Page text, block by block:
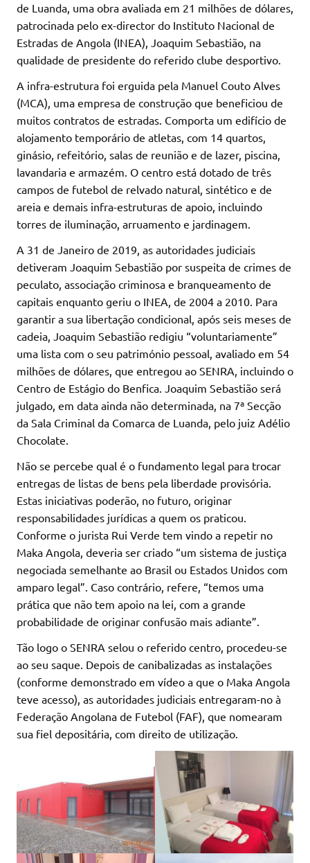
de Luanda, uma obra avaliada em 21 milhões de dólares,
patrocinada pelo ex-director do Instituto Nacional de
Estradas de Angola (INEA), Joaquim Sebastião, na
qualidade de presidente do referido clube desportivo.
A infra-estrutura foi erguida pela Manuel Couto Alves
(MCA), uma empresa de construção que beneficiou de
muitos contratos de estradas. Comporta um edifício de
alojamento temporário de atletas, com 14 quartos,
ginásio, refeitório, salas de reunião e de lazer, piscina,
lavandaria e armazém. O centro está dotado de três
campos de futebol de relvado natural, sintético e de
areia e demais infra-estruturas de apoio, incluindo
torres de iluminação, arruamento e jardinagem.
A 31 de Janeiro de 2019, as autoridades judiciais
detiveram Joaquim Sebastião por suspeita de crimes de
peculato, associação criminosa e branqueamento de
capitais enquanto geriu o INEA, de 2004 a 2010. Para
garantir a sua libertação condicional, após seis meses de
cadeia, Joaquim Sebastião redigiu “voluntariamente”
uma lista com o seu património pessoal, avaliado em 54
milhões de dólares, que entregou ao SENRA, incluindo o
Centro de Estágio do Benfica. Joaquim Sebastião será
julgado, em data ainda não determinada, na 7ª Secção
da Sala Criminal da Comarca de Luanda, pelo juiz Adélio
Chocolate.
Não se percebe qual é o fundamento legal para trocar
entregas de listas de bens pela liberdade provisória.
Estas iniciativas poderão, no futuro, originar
responsabilidades jurídicas a quem os praticou.
Conforme o jurista Rui Verde tem vindo a repetir no
Maka Angola, deveria ser criado “um sistema de justiça
negociada semelhante ao Brasil ou Estados Unidos com
amparo legal”. Caso contrário, refere, “temos uma
prática que não tem apoio na lei, com a grande
probabilidade de originar confusão mais adiante”.
Tão logo o SENRA selou o referido centro, procedeu-se
ao seu saque. Depois de canibalizadas as instalações
(conforme demonstrado em vídeo a que o Maka Angola
teve acesso), as autoridades judiciais entregaram-no à
Federação Angolana de Futebol (FAF), que nomearam
sua fiel depositária, com direito de utilização.